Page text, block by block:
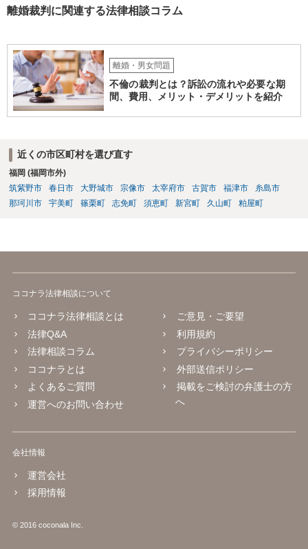
す。 ＞他の弁護士さんに再度依頼できるのでしょうか？ できます。た
離婚裁判に関連する法律相談コラム
離婚・男女問題
不倫の裁判とは？訴訟の流れや必要な期
間、費用、メリット・デメリットを紹介
近くの市区町村を選び直す
福岡 (福岡市外)
筑紫野市
春日市 大野城市 宗像市 太宰府市 古賀市 福津市
糸島市
那珂川市
宇美町 篠栗町 志免町 須恵町 新宮町 久山町 粕屋町
ココナラ法律相談について
ココナラ法律相談とは
法律Q&A
法律相談コラム
ココナラとは
よくあるご質問
運営へのお問い合わせ
ご意見・ご要望
利用規約
プライバシーポリシー
外部送信ポリシー
掲載をご検討の弁護士の方
へ
会社情報
運営会社
採用情報
© 2016 coconala Inc.